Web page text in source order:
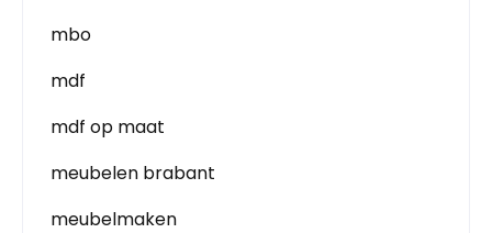
mbo
mdf
mdf op maat
meubelen brabant
meubelmaken